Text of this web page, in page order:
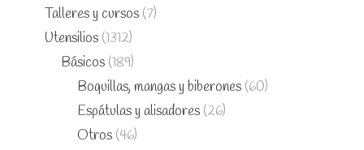
Talleres y cursos (7)
Utensilios (1312)
Básicos (189)
Boquillas, mangas y biberones (60)
Espátulas y alisadores (26)
Otros (46)